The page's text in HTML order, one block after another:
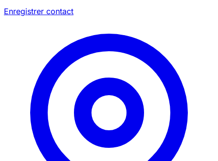
Enregistrer contact